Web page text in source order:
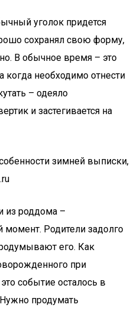
уголок придется
сохранял свою форму,
В обычное время – это
когда необходимо отнести
– одеяло
и застегивается на
зимней выписки,
из роддома –
момент. Родители задолго
его. Как
при
событие осталось в
продумать